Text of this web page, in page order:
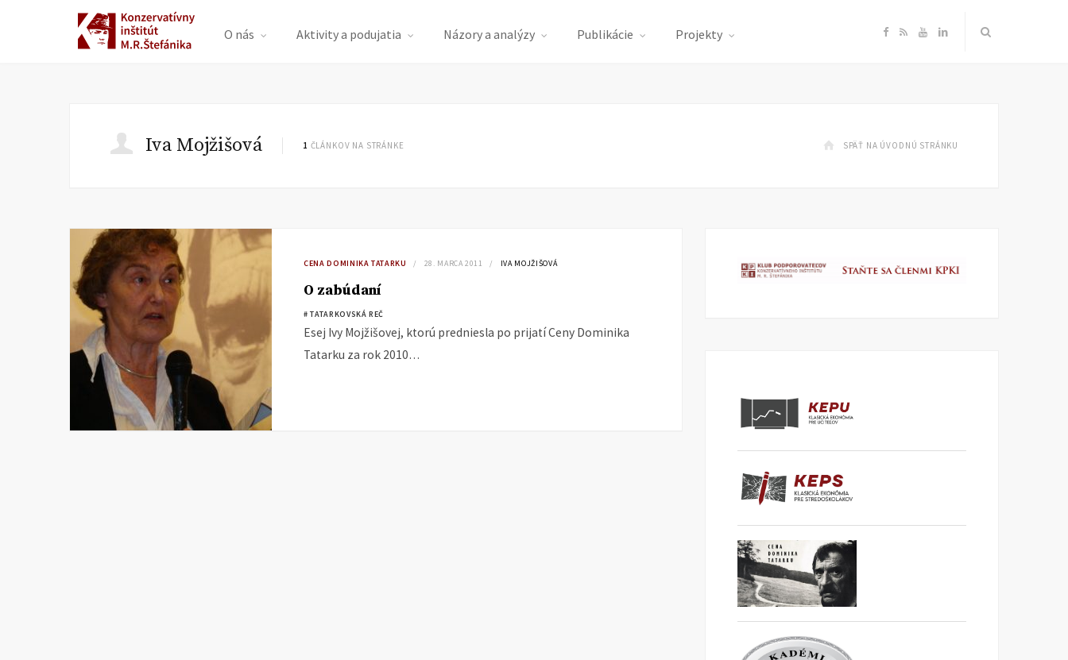
O nás Aktivity a podujatia Názory a analýzy Publikácie Projekty F
e
o
R Y
T
e
L
k
I
Iva Mojžišová 1 ČLÁNKOV NA STRÁNKE SPÄŤ NA ÚVODNÚ STRÁNKU
CENA DOMINIKA TATARKU 28. MARCA 2011 IVA MOJŽIŠOVÁ
O zabúdaní
# TATARKOVSKÁ REČ
Esej Ivy Mojžišovej, ktorú predniesla po prijatí Ceny Dominika
Tatarku za rok 2010…